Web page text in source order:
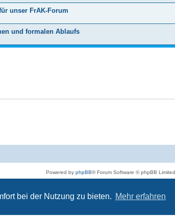
bei der Nutzung zu bieten. Mehr erfahren
unser FrAK-Forum
und formalen Ablaufs
Powered by phpBB® Forum Software © phpBB Limited